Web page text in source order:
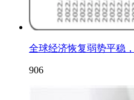
全球经济恢复弱势平稳
906